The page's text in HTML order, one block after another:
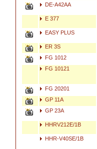
DE-A42AA
E 377
EASY PLUS
ER 3S
FG 1012
FG 10121
FG 20201
GP 11A
GP 23A
HHRV212E/1B
HHR-V40SE/1B